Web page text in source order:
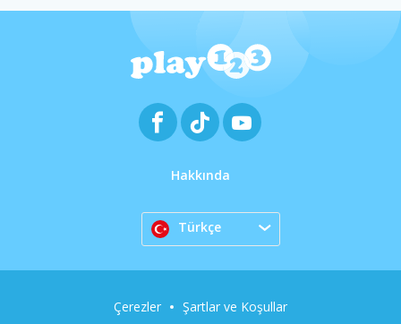
Hakkında
Türkçe
Çerezler Şartlar ve Koşullar